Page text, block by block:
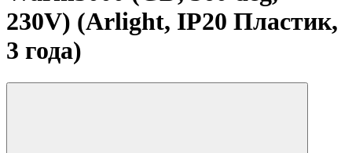
230V) (Arlight, IP20 Пластик,
3 года)